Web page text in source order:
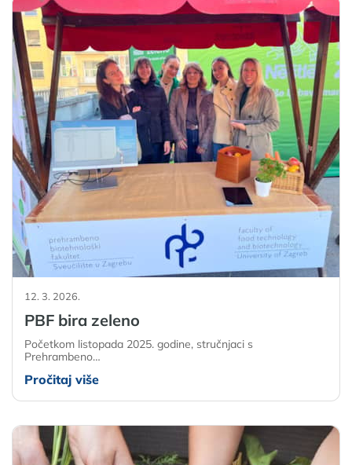
12. 3. 2026.
PBF bira zeleno
Početkom listopada 2025. godine, stručnjaci s
Prehrambeno…
Pročitaj više